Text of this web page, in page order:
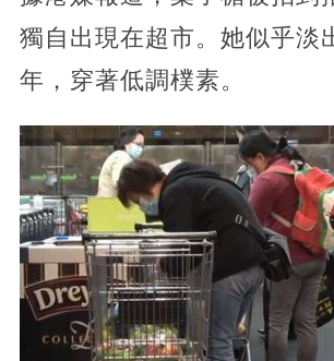
獨自出現在超市。她似乎淡
年，穿著低調樸素。